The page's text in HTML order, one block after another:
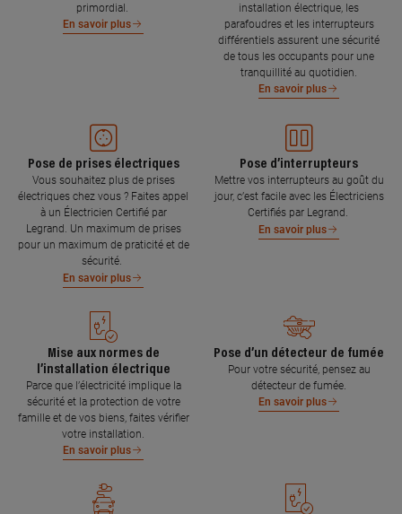
primordial.
En savoir plus
installation électrique, les
parafoudres et les interrupteurs
différentiels assurent une sécurité
de tous les occupants pour une
tranquillité au quotidien.
En savoir plus
Pose de prises électriques
Vous souhaitez plus de prises
électriques chez vous ? Faites appel
à un Électricien Certifié par
Legrand. Un maximum de prises
pour un maximum de praticité et de
sécurité.
En savoir plus
Pose d’interrupteurs
Mettre vos interrupteurs au goût du
jour, c’est facile avec les Électriciens
Certifiés par Legrand.
En savoir plus
Mise aux normes de
l’installation électrique
Parce que l’électricité implique la
sécurité et la protection de votre
famille et de vos biens, faites vérifier
votre installation.
En savoir plus
Pose d’un détecteur de fumée
Pour votre sécurité, pensez au
détecteur de fumée.
En savoir plus